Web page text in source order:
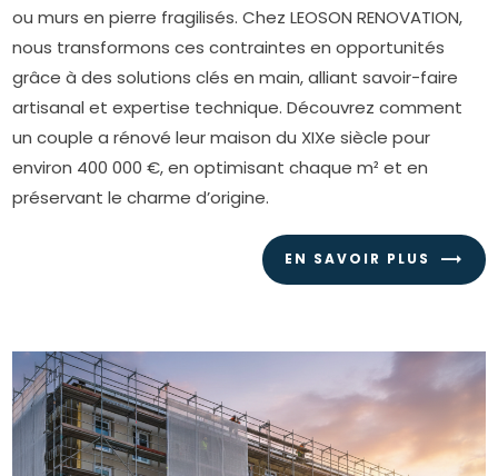
ou murs en pierre fragilisés. Chez LEOSON RENOVATION,
nous transformons ces contraintes en opportunités
grâce à des solutions clés en main, alliant savoir-faire
artisanal et expertise technique. Découvrez comment
un couple a rénové leur maison du XIXe siècle pour
environ 400 000 €, en optimisant chaque m² et en
préservant le charme d’origine.
EN SAVOIR PLUS